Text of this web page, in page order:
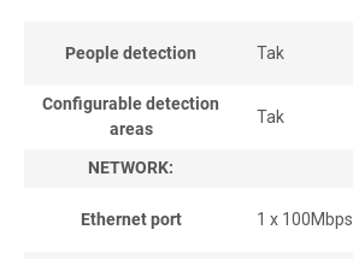
People detection Tak
Configurable detection
areas
Tak
NETWORK:
Ethernet port 1 x 100Mbps